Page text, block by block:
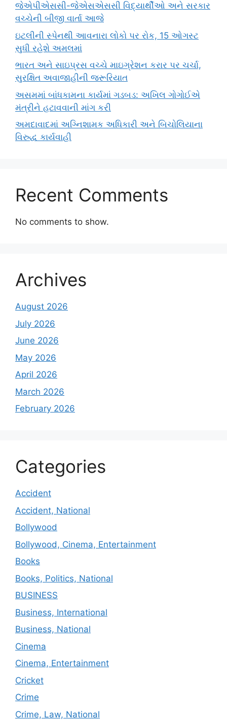
જેએપીએસસી-જેએસએસસી વિદ્યાર્થીઓ અને સરકાર
વચ્ચેની બીજી વાર્તા આજે
ઇટલીની સ્પેનથી આવનારા લોકો પર રોક, 15 ઓગસ્ટ
સુધી રહેશે અમલમાં
ભારત અને સાઇપ્રસ વચ્ચે માઇગ્રેશન કરાર પર ચર્ચા,
સુરક્ષિત અવાજાહીની જરૂરિયાત
અસમમાં બાંધકામના કાર્યમાં ગડબડ: અખિલ ગોગોઈએ
મંત્રીને હટાવવાની માંગ કરી
અમદાવાદમાં અગ્નિશામક અધિકારી અને બિચોલિયાના
વિરુદ્ધ કાર્યવાહી
Recent Comments
No comments to show.
Archives
August 2026
July 2026
June 2026
May 2026
April 2026
March 2026
February 2026
Categories
Accident
Accident, National
Bollywood
Bollywood, Cinema, Entertainment
Books
Books, Politics, National
BUSINESS
Business, International
Business, National
Cinema
Cinema, Entertainment
Cricket
Crime
Crime, Law, National